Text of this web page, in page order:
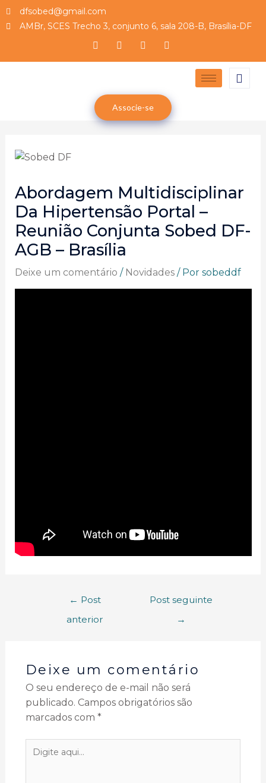
dfsobed@gmail.com
AMBr, SCES Trecho 3, conjunto 6, sala 208-B, Brasília-DF
Associe-se
Abordagem Multidisciplinar
Da Hipertensão Portal –
Reunião Conjunta Sobed DF-
AGB – Brasília
Deixe um comentário / Novidades/ Por sobeddf
← Post
anterior
Post seguinte
→
Deixe um comentário
O seu endereço de e-mail não será
publicado. Campos obrigatórios são
marcados com *